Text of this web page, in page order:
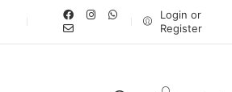
Login or
Register